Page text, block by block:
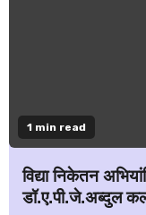
1 min read
विद्या निकेतन
डॉ.ए.पी.जे.अब्दुल